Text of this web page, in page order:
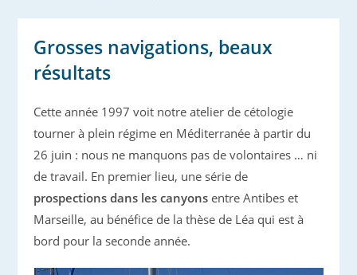
Grosses navigations, beaux
résultats
Cette année 1997 voit notre atelier de cétologie
tourner à plein régime en Méditerranée à partir du
26 juin : nous ne manquons pas de volontaires … ni
de travail. En premier lieu, une série de
prospections dans les canyons entre Antibes et
Marseille, au bénéfice de la thèse de Léa qui est à
bord pour la seconde année.